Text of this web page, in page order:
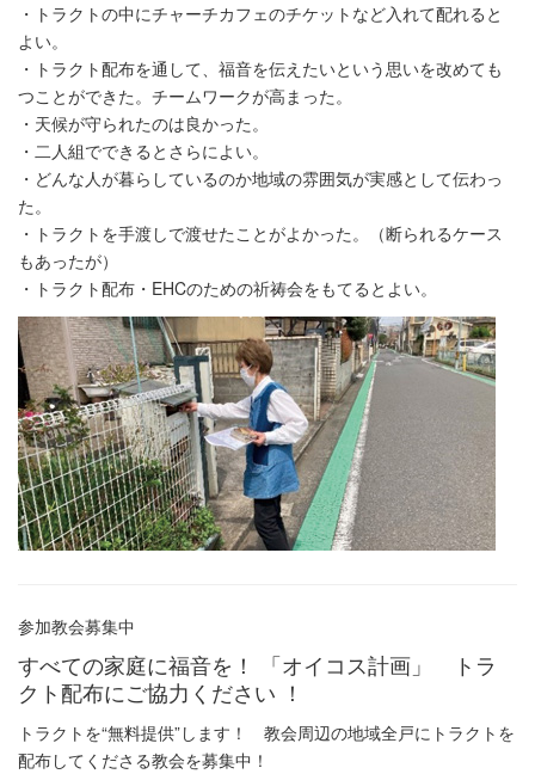
・トラクトの中にチャーチカフェのチケットなど入れて配れると
よい。
・トラクト配布を通して、福音を伝えたいという思いを改めても
つことができた。チームワークが高まった。
・天候が守られたのは良かった。
・二人組でできるとさらによい。
・どんな人が暮らしているのか地域の雰囲気が実感として伝わっ
た。
・トラクトを手渡しで渡せたことがよかった。（断られるケース
もあったが）
・トラクト配布・EHCのための祈祷会をもてるとよい。
参加教会募集中
すべての家庭に福音を！ 「オイコス計画」 トラ
クト配布にご協力ください ！
トラクトを“無料提供”します！ 教会周辺の地域全戸にトラクトを
配布してくださる教会を募集中！